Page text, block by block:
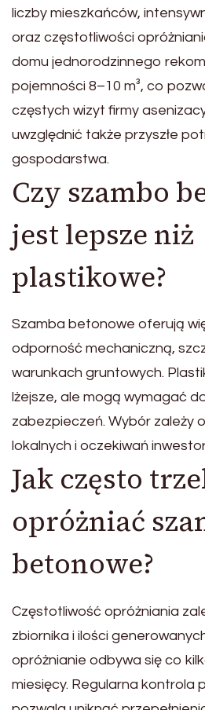
liczby mieszkańców,
oraz częstotliwości
domu jednorodzinnego
pojemności 8–10 m³, co
częstych wizyt firmy
uwzględnić także przyszłe
gospodarstwa.
Czy szambo
jest lepsze niż
plastikowe?
Szamba betonowe oferują
odporność mechaniczną,
warunkach gruntowych.
lżejsze, ale mogą wymagać
zabezpieczeń. Wybór zależy
lokalnych i oczekiwań
Jak często
opróżniać
betonowe?
Częstotliwość opróżniania
zbiornika i ilości
opróżnianie odbywa się co
miesięcy. Regularna kontrola